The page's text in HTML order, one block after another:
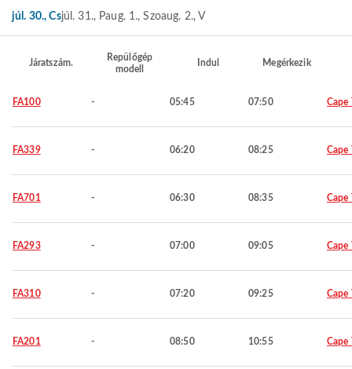
júl. 30., Csjúl. 31., Paug. 1., Szoaug. 2., V
Járatszám.
Repülőgép
modell
Indul Megérkezik
FA100 - 05:45 07:50 Cape
FA339 - 06:20 08:25 Cape
FA701 - 06:30 08:35 Cape
FA293 - 07:00 09:05 Cape
FA310 - 07:20 09:25 Cape
FA201 - 08:50 10:55 Cape